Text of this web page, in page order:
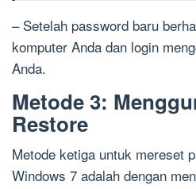
– Setelah password baru
komputer Anda dan login
Anda.
Metode 3:
Restore
Metode ketiga untuk mereset
Windows 7 adalah dengan